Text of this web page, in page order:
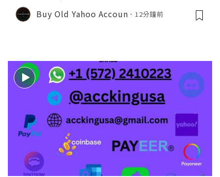
Buy Old Yahoo Accoun 12分鐘前